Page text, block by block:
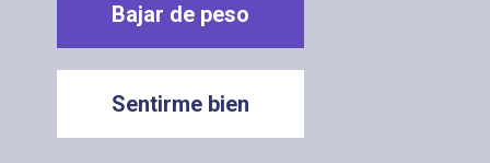
Bajar de peso
Sentirme bien